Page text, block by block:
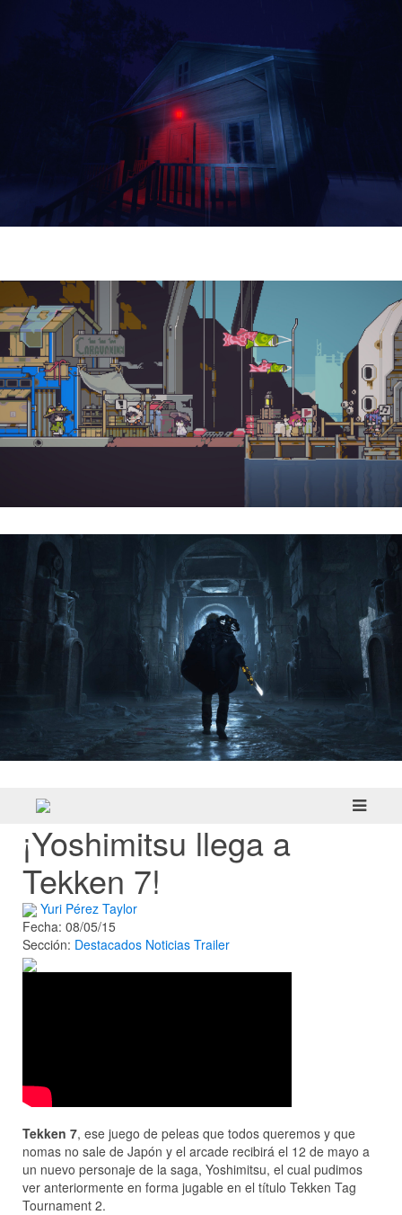
¡Yoshimitsu llega a
Tekken 7!
Yuri Pérez Taylor
Fecha: 08/05/15
Sección: Destacados Noticias Trailer
Tekken 7, ese juego de peleas que todos queremos y que
nomas no sale de Japón y el arcade recibirá el 12 de mayo a
un nuevo personaje de la saga, Yoshimitsu, el cual pudimos
ver anteriormente en forma jugable en el título Tekken Tag
Tournament 2.